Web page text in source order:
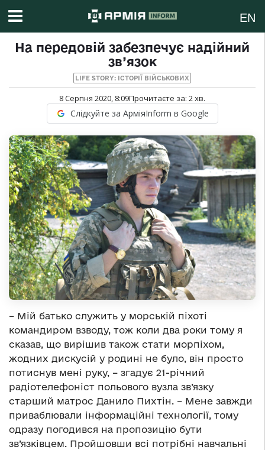
EN
На передовій забезпечує надійний
зв’язок
LIFE STORY: ІСТОРІЇ ВІЙСЬКОВИХ
8 Серпня 2020, 8:09Прочитаєте за: 2хв.
Слідкуйте за АрміяInform в Google
– Мій батько служить у морській піхоті
командиром взводу, тож коли два роки тому я
сказав, що вирішив також стати морпіхом,
жодних дискусій у родині не було, він просто
потиснув мені руку, – згадує 21-річний
радіотелефоніст польового вузла зв’язку
старший матрос Данило Пихтін. – Мене завжди
приваблювали інформаційні технології, тому
одразу погодився на пропозицію бути
зв’язківцем. Пройшовши всі потрібні навчальні